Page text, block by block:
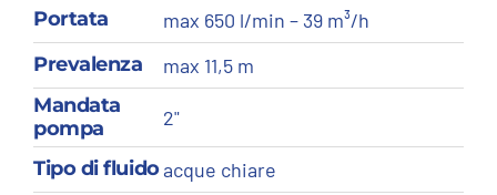
Portata
max 650 l/min – 39 m³/h
Prevalenza
max 11,5 m
Mandata
pompa
2"
Tipo di fluidoacque chiare